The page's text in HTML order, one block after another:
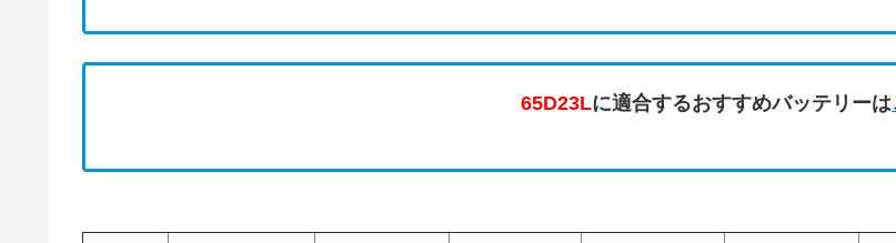
65D23Lに適合するおすすめバッテリーは